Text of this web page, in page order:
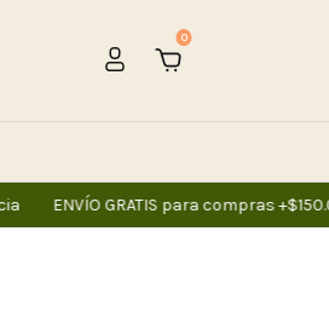
0
ENVÍO GRATIS para compras +$150.000